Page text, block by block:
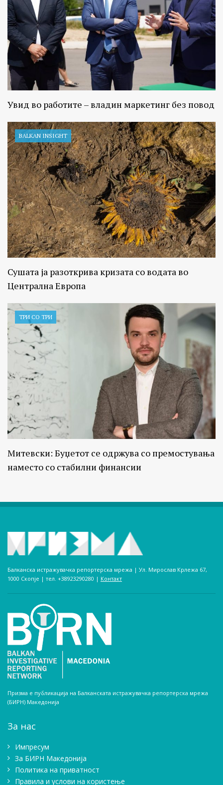
Увид во работите – владин маркетинг без повод
BALKAN INSIGHT
Сушата ја разоткрива кризата со водата во
Централна Европа
ТРИ СО ТРИ
Митевски: Буџетот се одржува со премостувања
наместо со стабилни финансии
Балканска истражувачка репортерска мрежа | Ул. Мирослав Крлежа 67,
1000 Скопје | тел. +38923290280­ | Контакт
Призма е публикација на Балканската истражувачка репортерска мрежа
(БИРН) Македонија
За нас
Импресум
Зa БИРН Македонија
Политика на приватност
Правила и услови на користење